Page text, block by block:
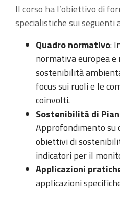
Il corso ha l’obiettivo di
specialistiche sui seguenti
Quadro normativo:
normativa europea
sostenibilità
focus sui ruoli e le
coinvolti.
Sostenibilità di
Approfondimento su
obiettivi di
indicatori per il
Applicazioni
applicazioni